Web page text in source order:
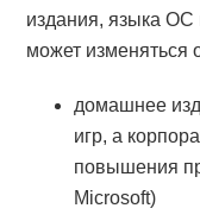
издания, языка ОС
может изменяться
домашнее
игр, а
повышения
Microsoft)